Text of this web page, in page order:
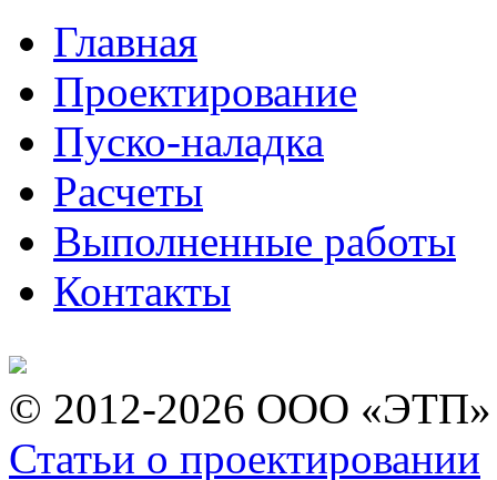
Главная
Проектирование
Пуско-наладка
Расчеты
Выполненные работы
Контакты
© 2012-2026 ООО «ЭТП»
Статьи о проектировании